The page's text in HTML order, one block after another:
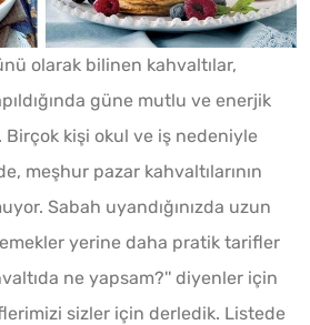
olarak bilinen kahvaltılar,
güne mutlu ve enerjik
Birçok kişi okul ve iş nedeniyle
meşhur pazar kahvaltılarının
Sabah uyandığınızda uzun
yerine daha pratik tarifler
ne yapsam?'' diyenler için
sizler için derledik. Listede